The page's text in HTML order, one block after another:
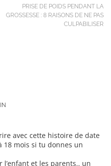
PRISE DE POIDS PENDANT LA
GROSSESSE : 8 RAISONS DE NE PAS
CULPABILISER
avec cette histoire de date
18 mois si tu donnes un
et les parents.. un